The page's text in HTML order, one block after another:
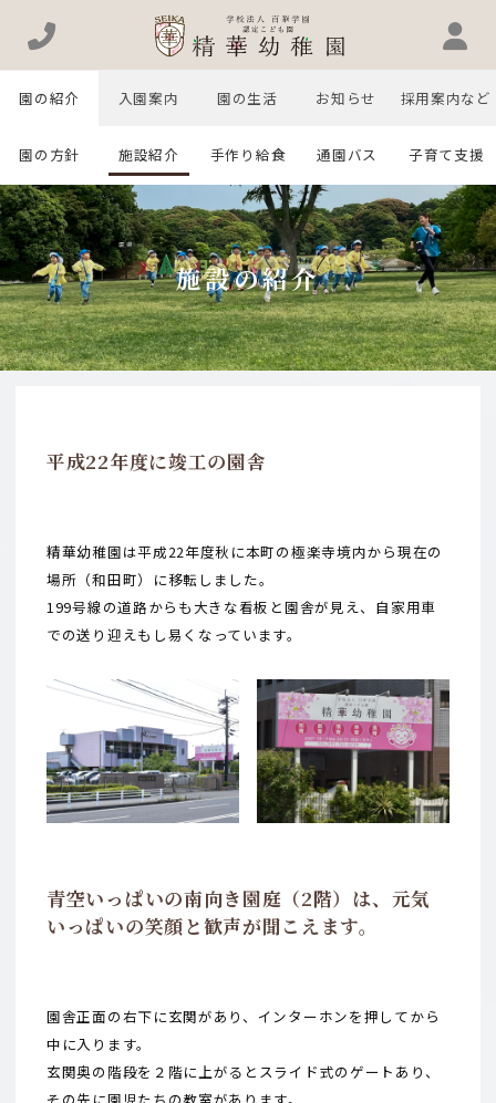
園の紹介 入園案内 園の生活 お知らせ 採用案内など
園の方針 施設紹介 手作り給食 通園バス 子育て支援
施設の紹介
平成22年度に竣工の園舎
精華幼稚園は平成22年度秋に本町の極楽寺境内から現在の
場所（和田町）に移転しました。
199号線の道路からも大きな看板と園舎が見え、自家用車
での送り迎えもし易くなっています。
青空いっぱいの南向き園庭（2階）は、 元気
いっぱいの笑顔と歓声が聞こえます。
園舎正面の右下に玄関があり、インターホンを押してから
中に入ります。
玄関奥の階段を２階に上がるとスライド式のゲートあり、